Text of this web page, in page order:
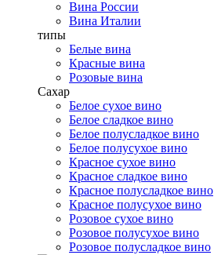
Вина России
Вина Италии
типы
Белые вина
Красные вина
Розовые вина
Сахар
Белое сухое вино
Белое сладкое вино
Белое полусладкое вино
Белое полусухое вино
Красное сухое вино
Красное сладкое вино
Красное полусладкое вино
Красное полусухое вино
Розовое сухое вино
Розовое полусухое вино
Розовое полусладкое вино